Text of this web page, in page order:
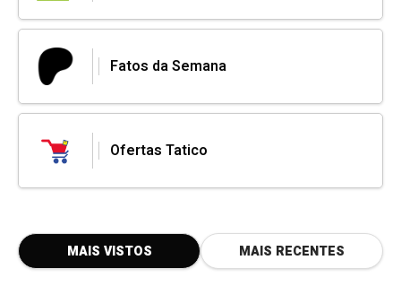
Fatos da Semana
Ofertas Tatico
MAIS VISTOS MAIS RECENTES